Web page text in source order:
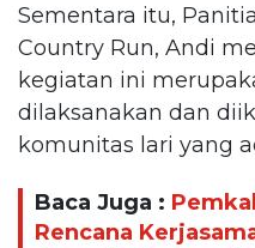
Sementara itu,
Country Run, Andi
kegiatan ini
dilaksanakan dan
komunitas lari yang
Baca Juga :
Rencana